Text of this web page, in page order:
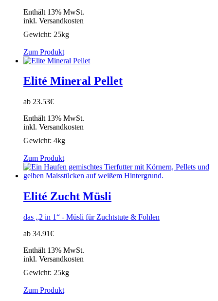
Enthält 13% MwSt.
inkl. Versandkosten
Gewicht: 25kg
Zum Produkt
Elité Mineral Pellet
ab 23.53€
Enthält 13% MwSt.
inkl. Versandkosten
Gewicht: 4kg
Zum Produkt
Elité Zucht Müsli
das „2 in 1“ - Müsli für Zuchtstute & Fohlen
ab 34.91€
Enthält 13% MwSt.
inkl. Versandkosten
Gewicht: 25kg
Zum Produkt